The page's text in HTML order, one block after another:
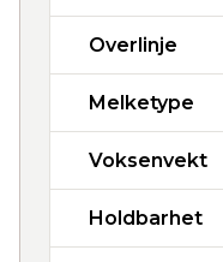
Overlinje
Melketype
Voksenvekt
Holdbarhet